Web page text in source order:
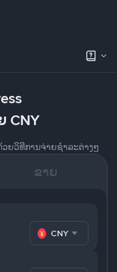
CNY
ວຍວິທີການຈ່າຍຊຳລະຕ່າງໆ
ຂາຍ
CNY